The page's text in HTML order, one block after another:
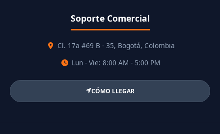
Soporte Comercial
Cl. 17a #69 B - 35, Bogotá, Colombia
Lun - Vie: 8:00 AM - 5:00 PM
CÓMO LLEGAR